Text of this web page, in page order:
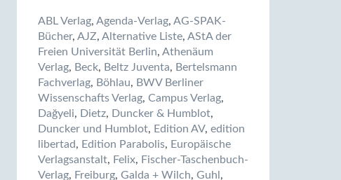
ABL Verlag, Agenda-Verlag, AG-SPAK-
Bücher, AJZ, Alternative Liste, AStA der
Freien Universität Berlin, Athenäum
Verlag, Beck, Beltz Juventa, Bertelsmann
Fachverlag, Böhlau, BWV Berliner
Wissenschafts Verlag, Campus Verlag,
Dağyeli, Dietz, Duncker & Humblot,
Duncker und Humblot, Edition AV, edition
libertad, Edition Parabolis, Europäische
Verlagsanstalt, Felix, Fischer-Taschenbuch-
Verlag, Freiburg, Galda + Wilch, Guhl ,